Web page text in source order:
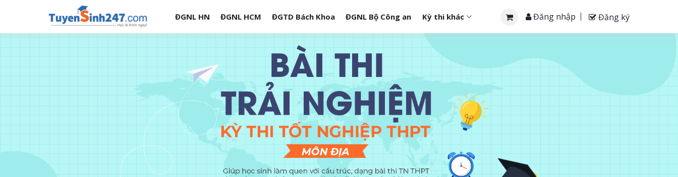
ĐGNL HN ĐGNL HCM ĐGTD Bách Khoa ĐGNL Bộ Công an Kỳ thi khác Đăng ký
Đăng nhập